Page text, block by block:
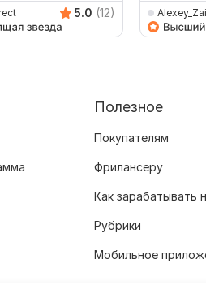
5.0 (12)
Полезное
Покупателям
Фрилансеру
Как зарабатывать
Рубрики
Мобильное